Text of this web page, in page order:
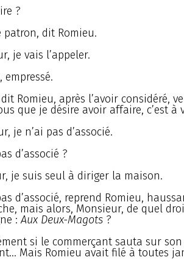
?
patron, dit Romieu.
je vais l’appeler.
empressé.
Romieu, après l’avoir considéré,
que je désire avoir affaire, c’est à
je n’ai pas d’associé.
d’associé ?
je suis seul à diriger la maison.
d’associé, reprend Romieu,
mais alors, Monsieur, de quel
:Aux Deux-Magots ?
si le commerçant sauta sur
Mais Romieu avait filé à toutes